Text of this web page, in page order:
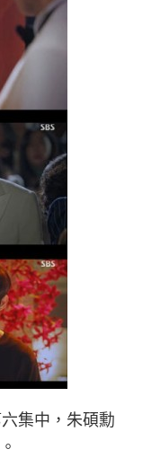
集中，朱碩勳